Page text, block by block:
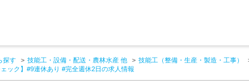
探す 技能工・設備・配送・農林水産 他 技能工（整備・生産・製造・工事）
ック】#9連休あり #完全週休2日の求人情報